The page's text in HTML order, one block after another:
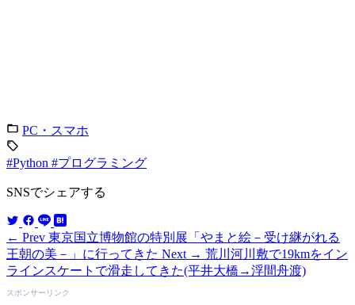
PC・スマホ
#Python #プログラミング
SNSでシェアする
← Prev 東京国立博物館の特別展「やまと絵－受け継がれる
王朝の美－」に行ってきた Next → 荒川河川敷で19kmをイン
ラインスケートで滑走してきた(平井大橋→浮間舟渡)
スポンサーリンク